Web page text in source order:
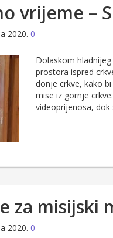
vrijeme –
2020. 0
Dolaskom
prostora ispred
donje crkve, kako
mise iz gornje
videoprijenosa,
za misijski
2020. 0